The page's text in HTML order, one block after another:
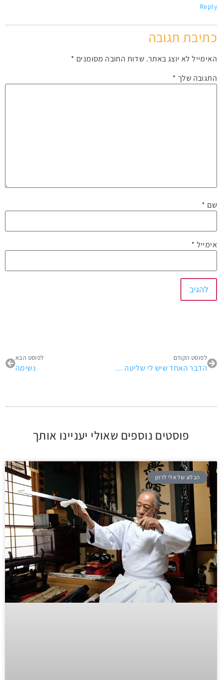
Reply
כתיבת תגובה
האימייל לא יוצג באתר. שדות החובה מסומנים *
התגובה שלך *
שם *
אימייל *
לפוסט הקודם
הדבר האחד שיש לי שליטה עליו!
לפוסט הבא
נשימה
פוסטים נוספים שאולי יעניינו אותך
הבלוג של אלי לרמן